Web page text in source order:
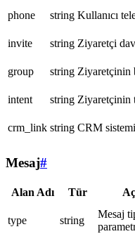
phone
string Kullanıcı
invite
string Ziyaretçi
group
string Ziyaretçinin
intent
string Ziyaretçinin
crm_link string CRM
Mesaj#
Alan Adı Tür
type string
Mesaj